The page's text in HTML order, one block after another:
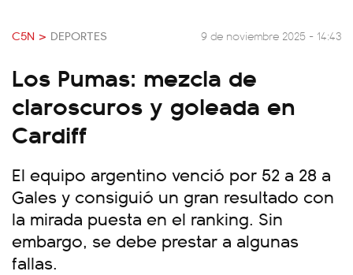
C5N > DEPORTES 9 de noviembre 2025 - 14:43
Los Pumas: mezcla de
claroscuros y goleada en
Cardiff
El equipo argentino venció por 52 a 28 a
Gales y consiguió un gran resultado con
la mirada puesta en el ranking. Sin
embargo, se debe prestar a algunas
fallas.